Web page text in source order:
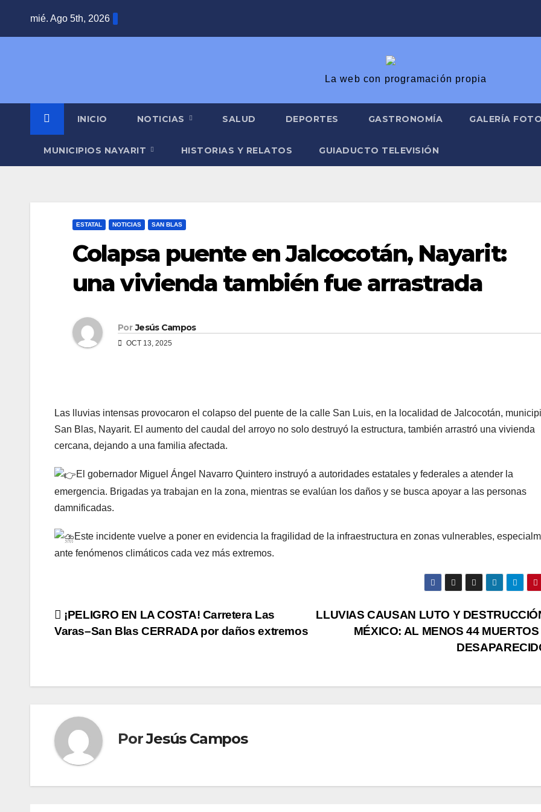
mié. Ago 5th, 2026
La web con programación propia
INICIO NOTICIAS SALUD DEPORTES GASTRONOMÍA GALERÍA
MUNICIPIOS NAYARIT HISTORIAS Y RELATOS GUIADUCTO TELEVISIÓN
ESTATAL NOTICIAS SAN BLAS
Colapsa puente en Jalcocotán, Nayarit:
una vivienda también fue arrastrada
Por Jesús Campos
OCT 13, 2025
Las lluvias intensas provocaron el colapso del puente de la calle San Luis, en la localidad de Jalcocotán,
San Blas, Nayarit. El aumento del caudal del arroyo no solo destruyó la estructura, también arrastró una vivienda
cercana, dejando a una familia afectada.
El gobernador Miguel Ángel Navarro Quintero instruyó a autoridades estatales y federales a atender la
emergencia. Brigadas ya trabajan en la zona, mientras se evalúan los daños y se busca apoyar a las personas
damnificadas.
Este incidente vuelve a poner en evidencia la fragilidad de la infraestructura en zonas vulnerables,
ante fenómenos climáticos cada vez más extremos.
Navegación
LLUVIAS CAUSAN LUTO Y
MÉXICO: AL MENOS 44 MUERTOS
¡PELIGRO EN LA COSTA! Carretera Las
Varas–San Blas CERRADA por daños extremos
PorJesús Campos